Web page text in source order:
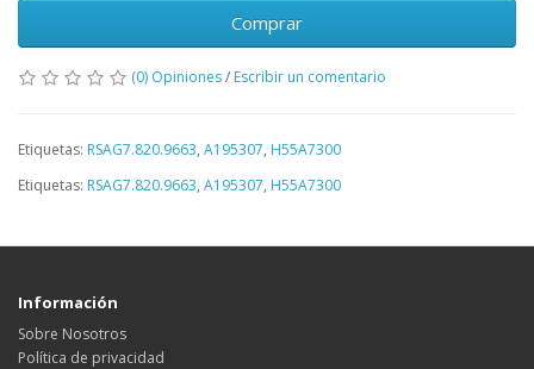
Comprar
(0) Opiniones/ Escribir un comentario
Etiquetas: RSAG7.820.9663, A195307, H55A7300
Etiquetas: RSAG7.820.9663, A195307, H55A7300
Información
Sobre Nosotros
Política de privacidad